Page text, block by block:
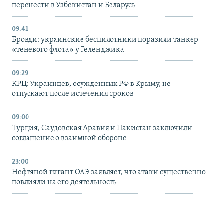
перенести в Узбекистан и Беларусь
09:41
Бровди: украинские беспилотники поразили танкер
«теневого флота» у Геленджика
09:29
КРЦ: Украинцев, осужденных РФ в Крыму, не
отпускают после истечения сроков
09:00
Турция, Саудовская Аравия и Пакистан заключили
соглашение о взаимной обороне
23:00
Нефтяной гигант ОАЭ заявляет, что атаки существенно
повлияли на его деятельность